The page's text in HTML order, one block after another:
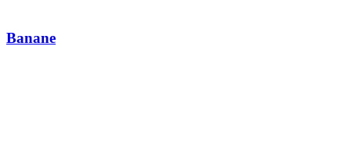
Banane